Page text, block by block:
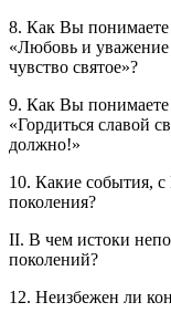
8. Как Вы понимаете
«Любовь и уважение
чувство святое»?
9. Как Вы
«Гордиться славой
должно!»
10. Какие события,
поколения?
II. В чем истоки
поколений?
12. Неизбежен ли